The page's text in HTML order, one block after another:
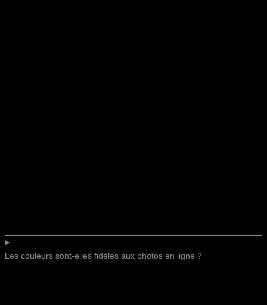
Les couleurs sont-elles fidèles aux photos en ligne ?